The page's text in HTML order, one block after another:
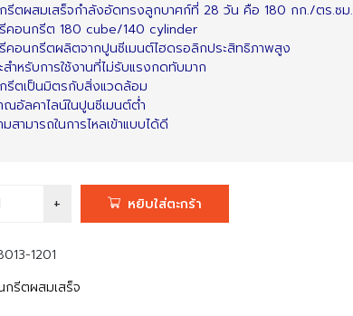
รีตผสมเสร็จกำลังอัดทรงลูกบาศก์ที่ 28 วัน คือ 180 กก./ตร.ซม.
คอนกรีต 180 cube/140 cylinder
คอนกรีตผลิตจากปูนซีเมนต์ไฮดรอลิกประสิทธิภาพสูง
สำหรับการใช้งานที่ไม่รับแรงกดทับมาก
รีตเป็นมิตรกับสิ่งแวดล้อม
ณอัลคาไลน์ในปูนซีเมนต์ต่ำ
สามารถในการไหลเข้าแบบได้ดี
หยิบใส่ตะกร้า
1201
กรีตผสมเสร็จ